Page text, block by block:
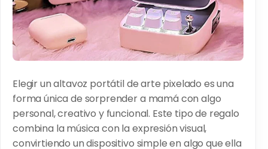
Elegir un altavoz portátil de arte pixelado es una
forma única de sorprender a mamá con algo
personal, creativo y funcional. Este tipo de regalo
combina la música con la expresión visual,
convirtiendo un dispositivo simple en algo que ella